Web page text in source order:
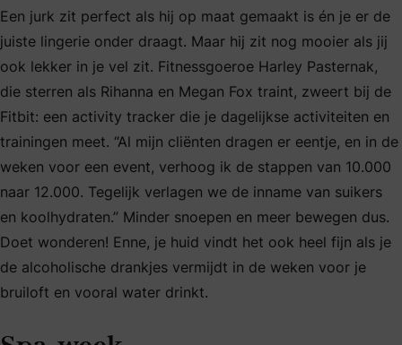
Een jurk zit perfect als hij op maat gemaakt is én je er de
juiste lingerie onder draagt. Maar hij zit nog mooier als jij
ook lekker in je vel zit. Fitnessgoeroe Harley Pasternak,
die sterren als Rihanna en Megan Fox traint, zweert bij de
Fitbit: een activity tracker die je dagelijkse activiteiten en
trainingen meet. “Al mijn cliënten dragen er eentje, en in de
weken voor een event, verhoog ik de stappen van 10.000
naar 12.000. Tegelijk verlagen we de inname van suikers
en koolhydraten.” Minder snoepen en meer bewegen dus.
Doet wonderen! Enne, je huid vindt het ook heel fijn als je
de alcoholische drankjes vermijdt in de weken voor je
bruiloft en vooral water drinkt.